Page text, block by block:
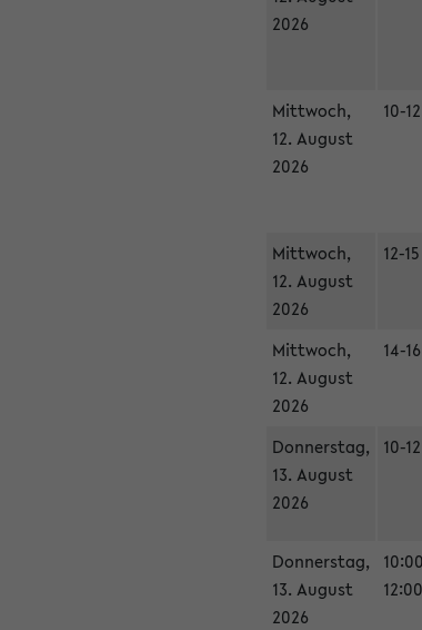
2026
Mittwoch,
12. August
2026
10-12
Mittwoch,
12. August
2026
12-15
Mittwoch,
12. August
2026
14-16
Donnerstag,
13. August
2026
10-12
Donnerstag,
13. August
2026
12:00